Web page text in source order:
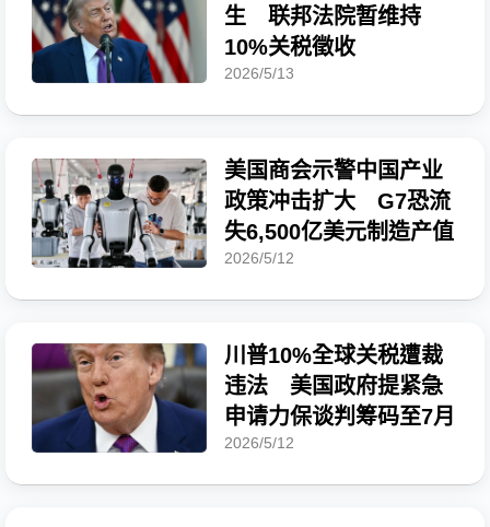
生 联邦法院暂维持
10%关税徵收
2026/5/13
美国商会示警中国产业
政策冲击扩大 G7恐流
失6,500亿美元制造产值
2026/5/12
川普10%全球关税遭裁
违法 美国政府提紧急
申请力保谈判筹码至7月
2026/5/12